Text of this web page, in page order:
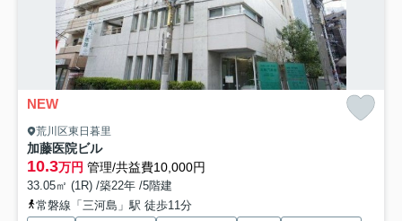
NEW
荒川区東日暮里
加藤医院ビル
10.3万円 管理/共益費10,000円
33.05㎡ (1R) /築22年 /5階建
常磐線「三河島」駅 徒歩11分